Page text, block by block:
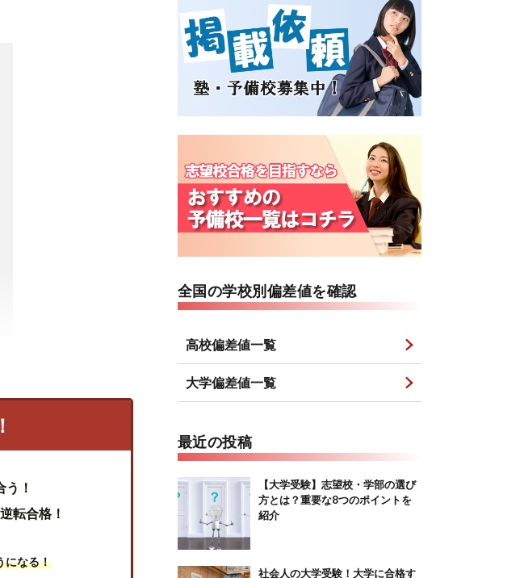
！
転合格！
になる！
全国の学校別偏差値を確認
高校偏差値一覧
大学偏差値一覧
最近の投稿
【大学受験】志望校・学部の選び
方とは？重要な8つのポイントを
紹介
社会人の大学受験！大学に合格す